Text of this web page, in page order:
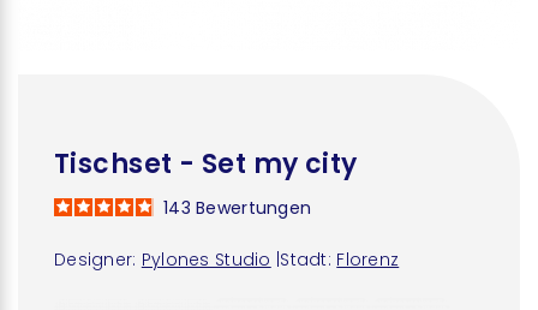
Tischset - Set my city
Designer: Pylones Studio Stadt: Florenz
143Bewertungen